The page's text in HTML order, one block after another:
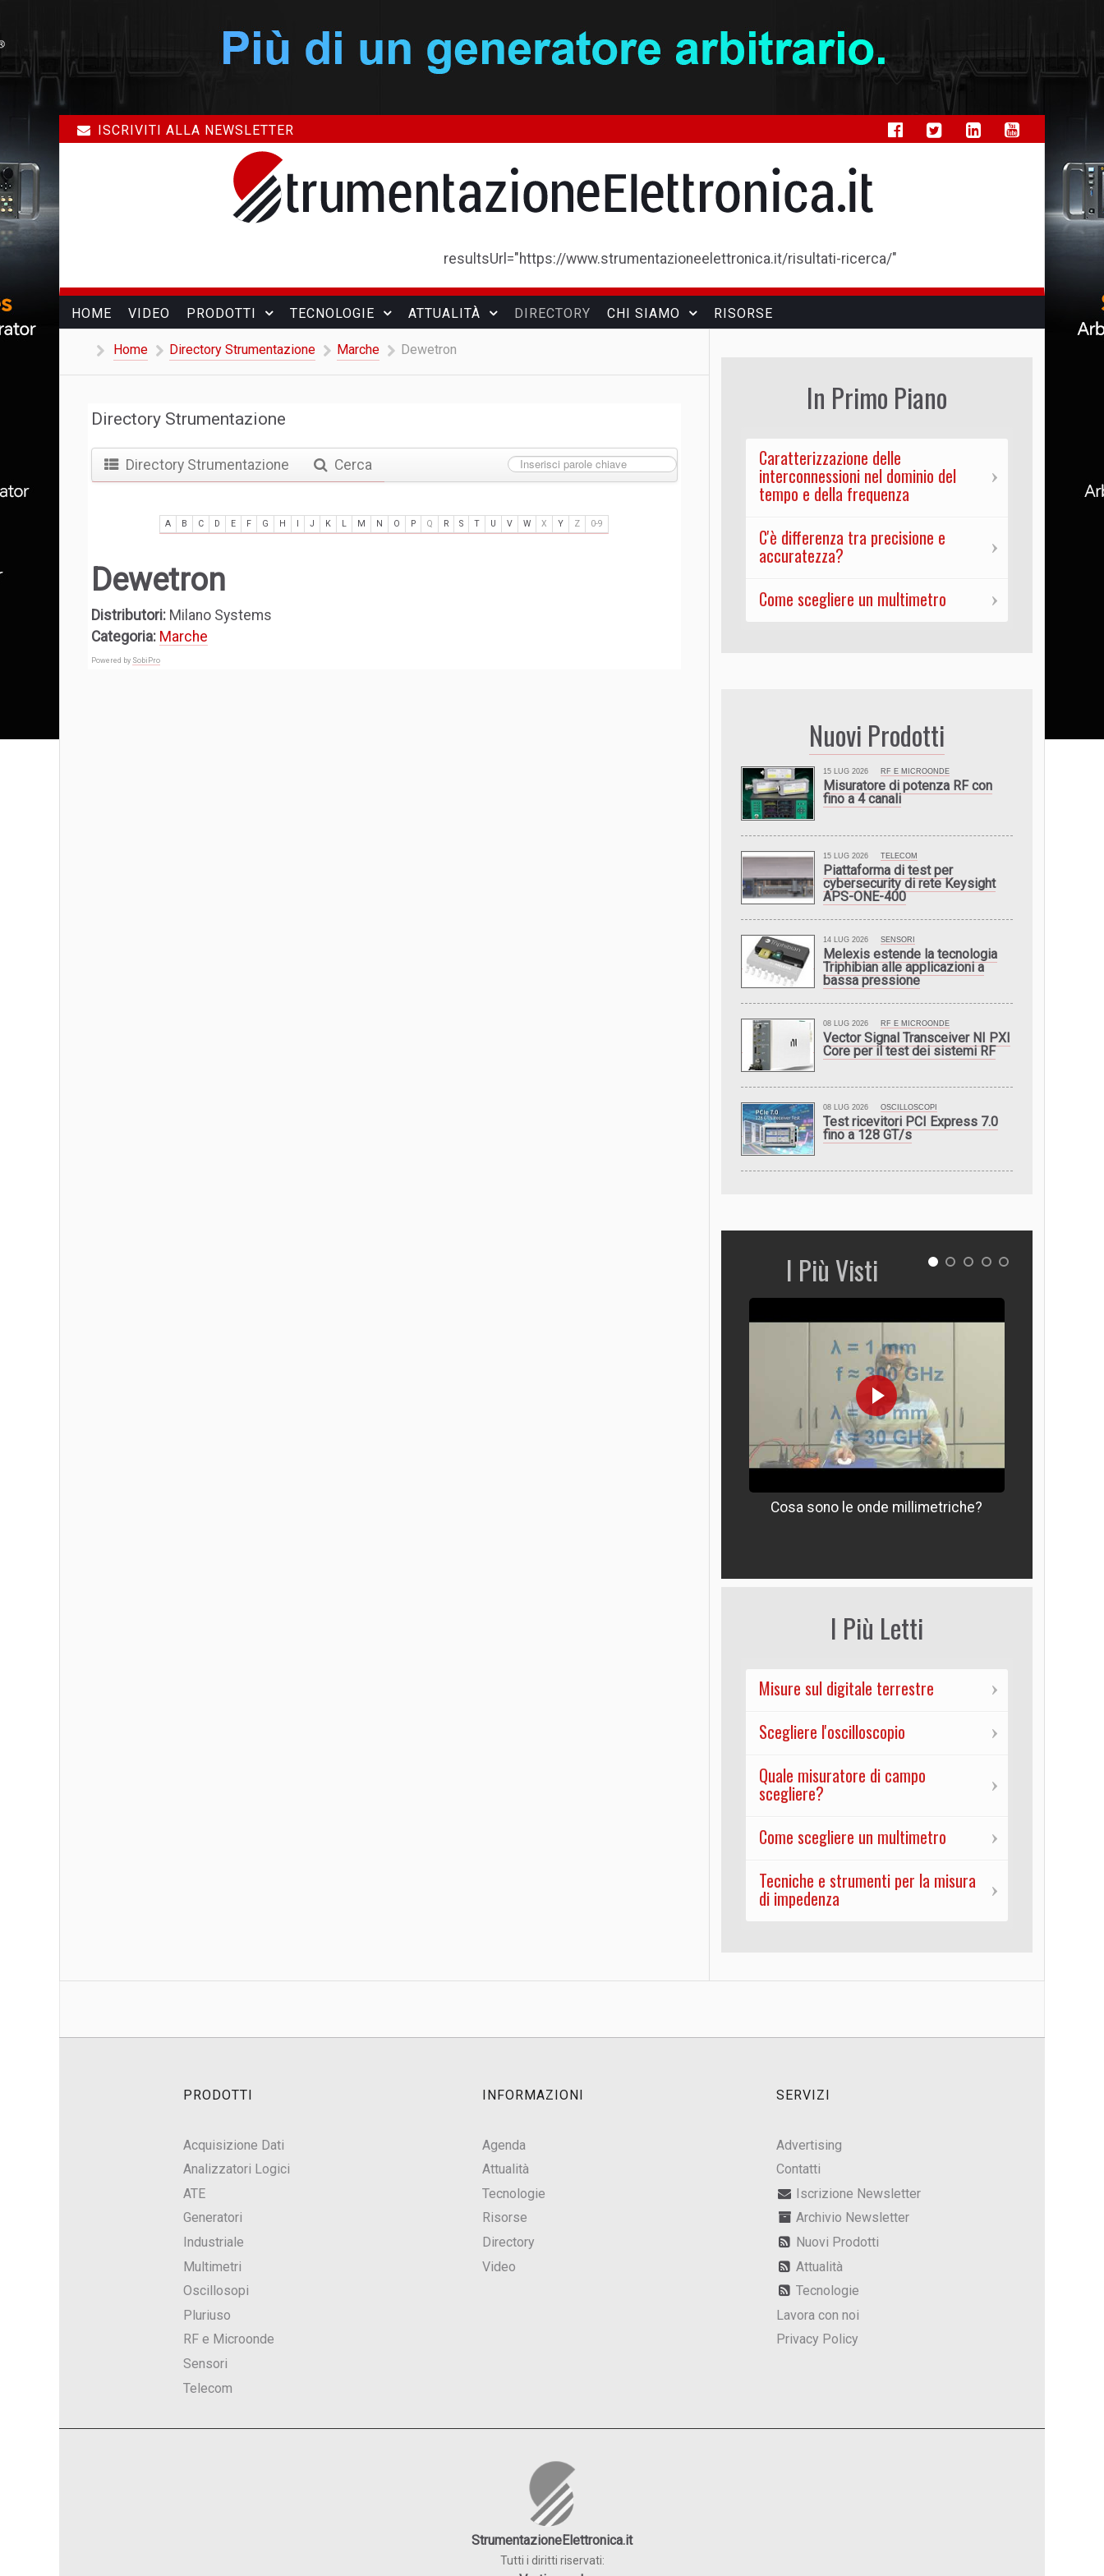
ISCRIVITI ALLA NEWSLETTER
resultsUrl="https://www.strumentazioneelettronica.it/risultati-ricerca/"
HOME VIDEO PRODOTTI TECNOLOGIE ATTUALITÀ DIRECTORY CHI SIAMO RISORSE
Home Directory Strumentazione Marche Dewetron
Directory Strumentazione
Directory Strumentazione Cerca
A B C D E F G H I J K L M N O P Q R S T U V W X Y Z 0-9
Dewetron
Distributori: Milano Systems
Categoria: Marche
Powered by SobiPro
In Primo Piano
Caratterizzazione delle
interconnessioni nel dominio del
tempo e della frequenza
C'è differenza tra precisione e
accuratezza?
Come scegliere un multimetro
Nuovi Prodotti
15 LUG 2026 RF E MICROONDE
Misuratore di potenza RF con
fino a 4 canali
15 LUG 2026 TELECOM
Piattaforma di test per
cybersecurity di rete Keysight
APS-ONE-400
14 LUG 2026 SENSORI
Melexis estende la tecnologia
Triphibian alle applicazioni a
bassa pressione
08 LUG 2026 RF E MICROONDE
Vector Signal Transceiver NI PXI
Core per il test dei sistemi RF
08 LUG 2026 OSCILLOSCOPI
Test ricevitori PCI Express 7.0
fino a 128 GT/s
I Più Visti
Cosa sono le onde millimetriche?
I Più Letti
Misure sul digitale terrestre
Scegliere l'oscilloscopio
Quale misuratore di campo
scegliere?
Come scegliere un multimetro
Tecniche e strumenti per la misura
di impedenza
PRODOTTI
Acquisizione Dati
Analizzatori Logici
ATE
Generatori
Industriale
Multimetri
Oscillosopi
Pluriuso
RF e Microonde
Sensori
Telecom
INFORMAZIONI
Agenda
Attualità
Tecnologie
Risorse
Directory
Video
SERVIZI
Advertising
Contatti
Iscrizione Newsletter
Archivio Newsletter
Nuovi Prodotti
Attualità
Tecnologie
Lavora con noi
Privacy Policy
StrumentazioneElettronica.it
Tutti i diritti riservati: